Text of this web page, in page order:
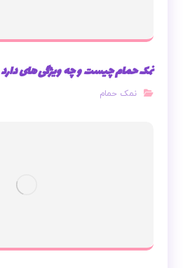
نمک حمام چیست و چه ویژگی های دارد
نمک حمام